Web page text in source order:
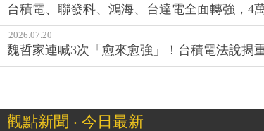
台積電、聯發科、鴻海、台達電全面轉強，4
2026.07.20
魏哲家連喊3次「愈來愈強」！台積電法說揭
觀點新聞 ‧ 今日最新